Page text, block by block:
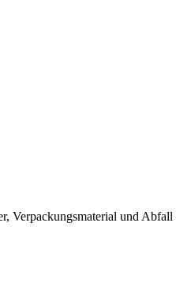
Verpackungsmaterial und